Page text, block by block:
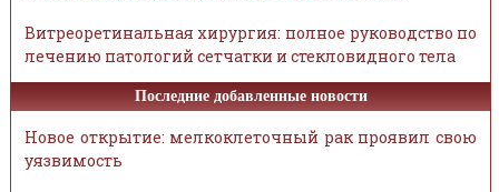
Витреоретинальная хирургия: полное руководство по
лечению патологий сетчатки и стекловидного тела
Последние добавленные новости
Новое открытие: мелкоклеточный рак проявил свою
уязвимость